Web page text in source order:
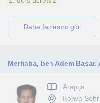
daha fazlasını gör
Arapça
Konya